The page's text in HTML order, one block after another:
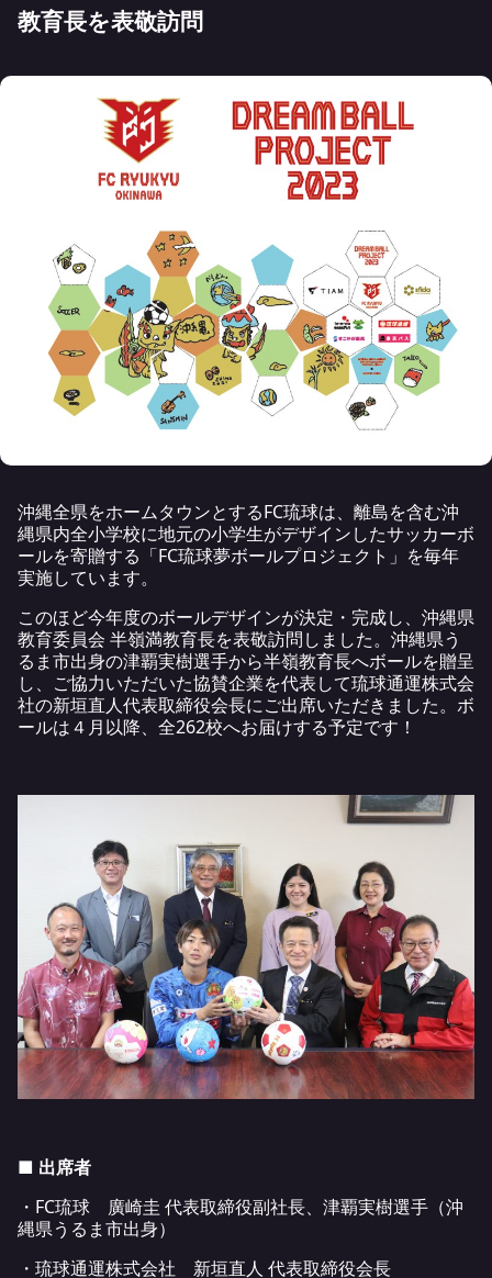
教育長を表敬訪問
沖縄全県をホームタウンとするFC琉球は、離島を含む沖
縄県内全小学校に地元の小学生がデザインしたサッカーボ
ールを寄贈する「FC琉球夢ボールプロジェクト」を毎年
実施しています。
このほど今年度のボールデザインが決定・完成し、沖縄県
教育委員会 半嶺満教育長を表敬訪問しました。沖縄県う
るま市出身の津覇実樹選手から半嶺教育長へボールを贈呈
し、ご協力いただいた協賛企業を代表して琉球通運株式会
社の新垣直人代表取締役会長にご出席いただきました。ボ
ールは４月以降、全262校へお届けする予定です！
■ 出席者
・FC琉球 廣崎圭 代表取締役副社長、津覇実樹選手（沖
縄県うるま市出身）
・琉球通運株式会社 新垣直人 代表取締役会長